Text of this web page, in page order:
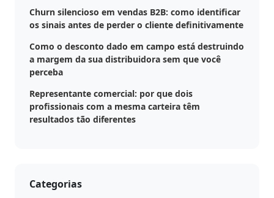
Churn silencioso em vendas B2B: como identificar
os sinais antes de perder o cliente definitivamente
Como o desconto dado em campo está destruindo
a margem da sua distribuidora sem que você
perceba
Representante comercial: por que dois
profissionais com a mesma carteira têm
resultados tão diferentes
Categorias